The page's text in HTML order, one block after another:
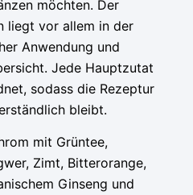
möchten. Der
liegt vor allem in der
Anwendung und
Jede Hauptzutat
sodass die Rezeptur
bleibt.
mit Grüntee,
Zimt, Bitterorange,
Ginseng und